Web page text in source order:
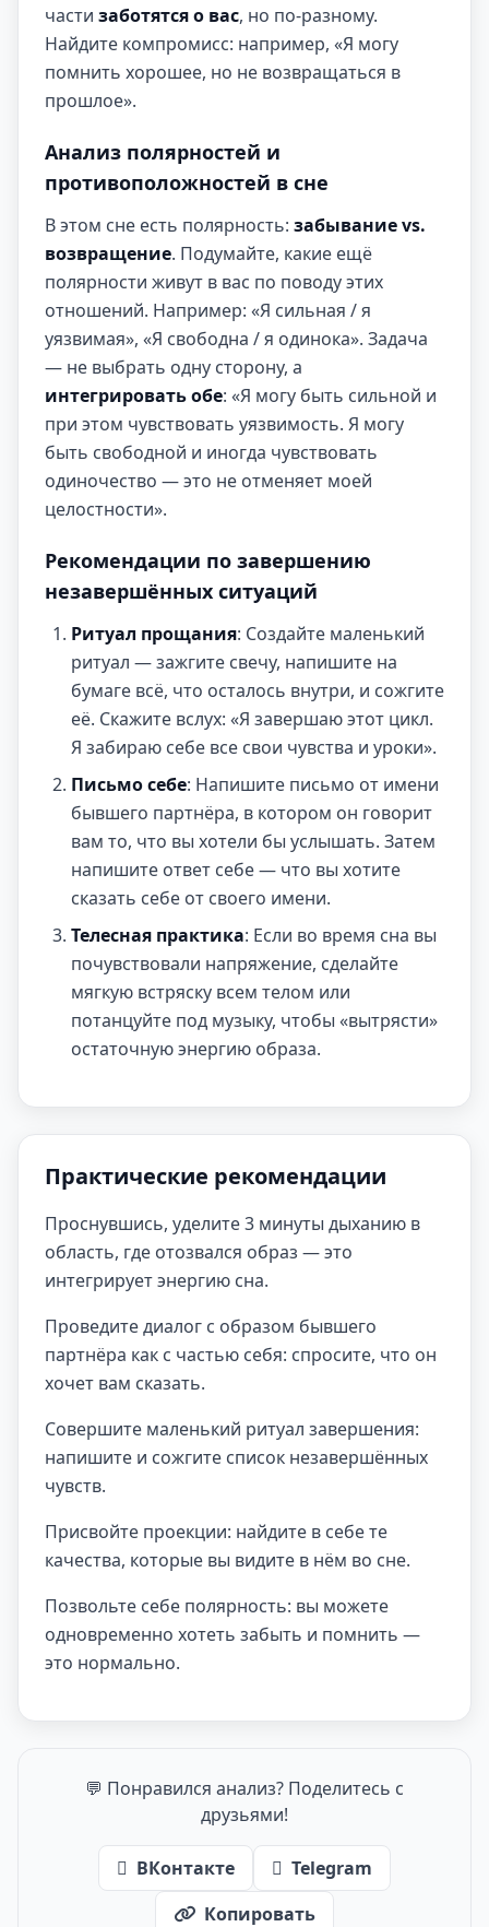
части заботятся о вас, но по-разному.
Найдите компромисс: например, «Я могу
помнить хорошее, но не возвращаться в
прошлое».
Анализ полярностей и
противоположностей в сне
В этом сне есть полярность: забывание vs.
возвращение. Подумайте, какие ещё
полярности живут в вас по поводу этих
отношений. Например: «Я сильная / я
уязвимая», «Я свободна / я одинока». Задача
— не выбрать одну сторону, а
интегрировать обе: «Я могу быть сильной и
при этом чувствовать уязвимость. Я могу
быть свободной и иногда чувствовать
одиночество — это не отменяет моей
целостности».
Рекомендации по завершению
незавершённых ситуаций
Ритуал прощания: Создайте маленький
ритуал — зажгите свечу, напишите на
бумаге всё, что осталось внутри, и сожгите
её. Скажите вслух: «Я завершаю этот цикл.
Я забираю себе все свои чувства и уроки».
Письмо себе: Напишите письмо от имени
бывшего партнёра, в котором он говорит
вам то, что вы хотели бы услышать. Затем
напишите ответ себе — что вы хотите
сказать себе от своего имени.
Телесная практика: Если во время сна вы
почувствовали напряжение, сделайте
мягкую встряску всем телом или
потанцуйте под музыку, чтобы «вытрясти»
остаточную энергию образа.
Практические рекомендации
Проснувшись, уделите 3 минуты дыханию в
область, где отозвался образ — это
интегрирует энергию сна.
Проведите диалог с образом бывшего
партнёра как с частью себя: спросите, что он
хочет вам сказать.
Совершите маленький ритуал завершения:
напишите и сожгите список незавершённых
чувств.
Присвойте проекции: найдите в себе те
качества, которые вы видите в нём во сне.
Позвольте себе полярность: вы можете
одновременно хотеть забыть и помнить —
это нормально.
💬 Понравился анализ? Поделитесь с
друзьями!
ВКонтакте
Telegram
Копировать